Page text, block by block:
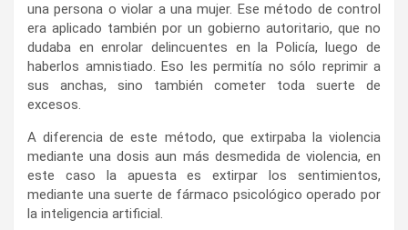
una persona o violar a una mujer. Ese método de control
era aplicado también por un gobierno autoritario, que no
dudaba en enrolar delincuentes en la Policía, luego de
haberlos amnistiado. Eso les permitía no sólo reprimir a
sus anchas, sino también cometer toda suerte de
excesos.
A diferencia de este método, que extirpaba la violencia
mediante una dosis aun más desmedida de violencia, en
este caso la apuesta es extirpar los sentimientos,
mediante una suerte de fármaco psicológico operado por
la inteligencia artificial.